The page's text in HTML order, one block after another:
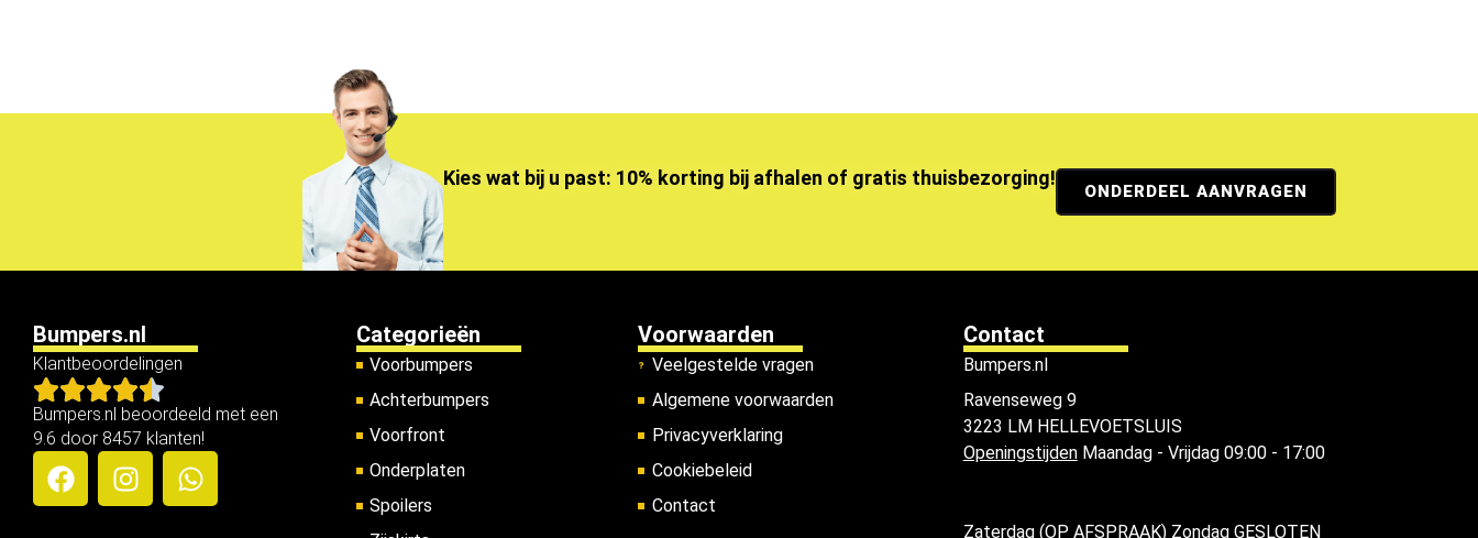
Kies wat bij u past: 10% korting bij afhalen of gratis thuisbezorging!
ONDERDEEL AANVRAGEN
Bumpers.nl
Klantbeoordelingen
Bumpers.nl beoordeeld met een
9.6 door 8457 klanten!
Categorieën
Voorbumpers
Achterbumpers
Voorfront
Onderplaten
Spoilers
Voorwaarden
Veelgestelde vragen
Algemene voorwaarden
Privacyverklaring
Cookiebeleid
Contact
Contact
Bumpers.nl
Ravenseweg 9
3223 LM HELLEVOETSLUIS
OpeningstijdenMaandag - Vrijdag 09:00 - 17:00
Zaterdag (OP AFSPRAAK) Zondag GESLOTEN